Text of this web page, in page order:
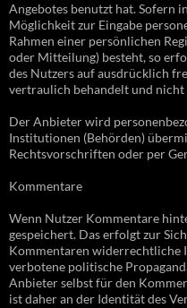
Angebotes benutzt hat. Sofern
Möglichkeit zur Eingabe
Rahmen einer persönlichen
oder Mitteilung) besteht, so
des Nutzers auf ausdrücklich
vertraulich behandelt und
Der Anbieter wird
Institutionen (Behörden)
Rechtsvorschriften oder per
Kommentare
Wenn Nutzer Kommentare
gespeichert. Das erfolgt zur
Kommentaren widerrechtliche
verbotene politische
Anbieter selbst für den
ist daher an der Identität des